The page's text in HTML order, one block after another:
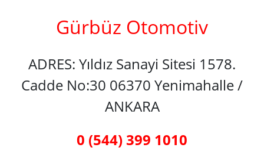
Gürbüz Otomotiv
ADRES: Yıldız Sanayi Sitesi 1578.
Cadde No:30 06370 Yenimahalle /
ANKARA
0 (544) 399 1010